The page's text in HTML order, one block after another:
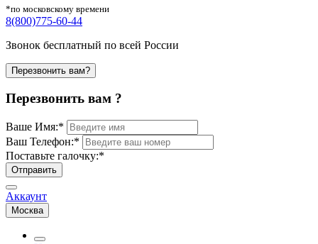
*по московскому времени
8(800)775-60-44
Звонок бесплатный по всей России
Перезвонить вам?
Перезвонить вам ?
Ваше Имя:*
Ваш Телефон:*
Поставьте галочку:*
Отправить
Аккаунт
Москва